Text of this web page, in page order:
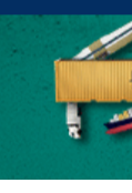
Quiénes somos